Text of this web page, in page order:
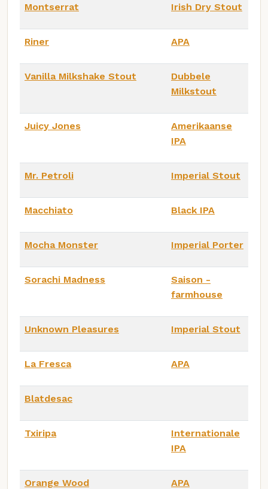
Montserrat Irish Dry Stout
Riner APA
Vanilla Milkshake Stout
Dubbele
Milkstout
Juicy Jones
Amerikaanse
IPA
Mr. Petroli Imperial Stout
Macchiato Black IPA
Mocha Monster Imperial Porter
Sorachi Madness
Saison -
farmhouse
Unknown Pleasures Imperial Stout
La Fresca APA
Blatdesac
Txiripa
Internationale
IPA
Orange Wood APA